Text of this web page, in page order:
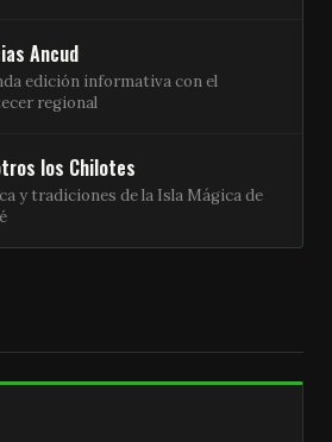
Ancud
edición informativa con el
regional
los Chilotes
y tradiciones de la Isla Mágica de